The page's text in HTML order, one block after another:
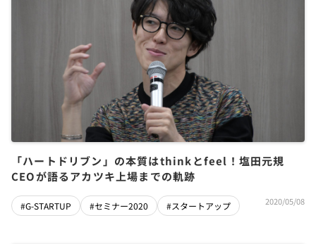
「ハートドリブン」の本質はthinkとfeel！塩田元規
CEOが語るアカツキ上場までの軌跡
#G-STARTUP #セミナー2020 #スタートアップ 2020/05/08